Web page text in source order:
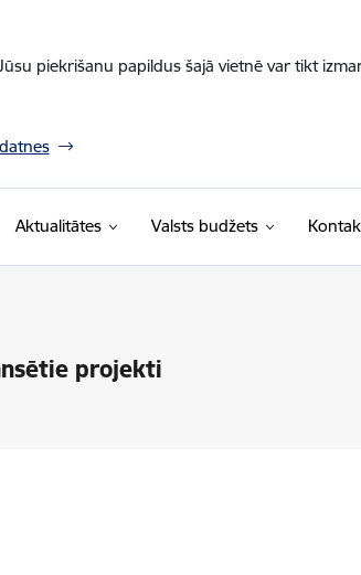
piekrišanu papildus šajā vietnē var tikt
Aktualitātes Valsts budžets
projekti